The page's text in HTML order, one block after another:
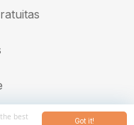
Got it!
best